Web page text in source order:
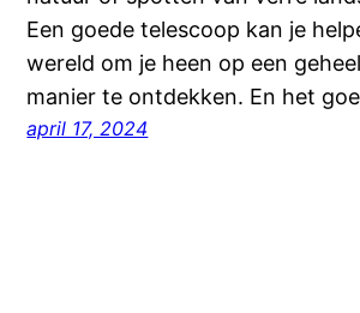
Een goede telescoop kan je
wereld om je heen op een
manier te ontdekken. En het
april 17, 2024